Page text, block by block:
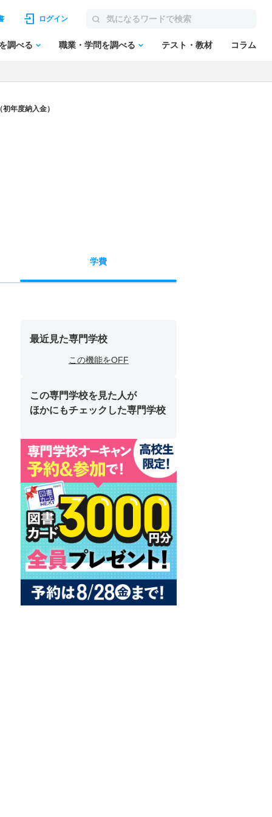
ログイン
調べる 職業・学問を調べる テスト・教材 コラム
年度納入金）
学費
最近見た専門学校
この機能をOFF
この専門学校を見た人が
ほかにもチェックした専門学校